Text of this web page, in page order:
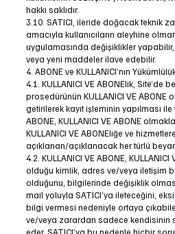
hakkı saklıdır.
3.10. SATICI, ileride doğacak teknik
amacıyla kullanıcıların aleyhine
uygulamasında değişiklikler
veya yeni maddeler ilave edebilir.
4. ABONE ve KULLANICI’nın
4.1. KULLANICI VE ABONElik, Site’de
prosedürünün KULLANICI VE ABONE
getirilerek kayıt işleminin yapılması ile
ABONE, KULLANICI VE ABONE
KULLANICI VE ABONEliğe ve
açıklanan/açıklanacak her türlü
4.2. KULLANICI VE ABONE,
olduğu kimlik, adres ve/veya iletişim
olduğunu, bilgilerinde değişiklik
mail yoluyla SATICI’ya ileteceğini,
bilgi vermesi nedeniyle ortaya
ve/veya zarardan sadece kendisinin